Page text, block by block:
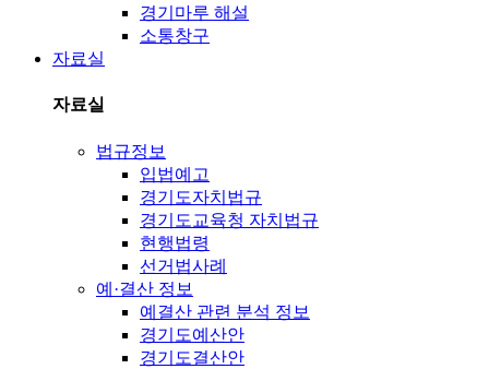
경기마루 해설
소통창구
자료실
자료실
법규정보
입법예고
경기도자치법규
경기도교육청 자치법규
현행법령
선거법사례
예·결산 정보
예결산 관련 분석 정보
경기도예산안
경기도결산안